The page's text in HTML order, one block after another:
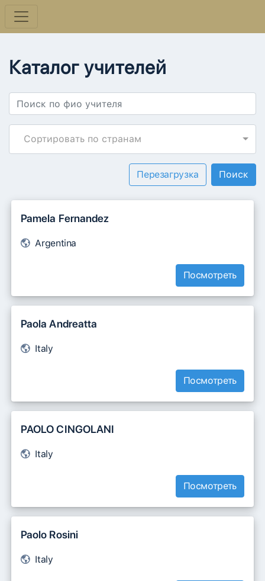
Каталог учителей
Сортировать по странам
Перезагрузка
Pamela Fernandez
Argentina
Посмотреть
Paola Andreatta
Italy
Посмотреть
PAOLO CINGOLANI
Italy
Посмотреть
Paolo Rosini
Italy